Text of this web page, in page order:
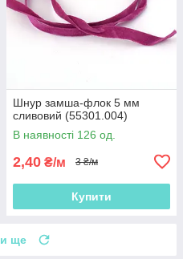
Шнур замша-флок 5 мм
сливовий (55301.004)
В наявності 126 од.
2,40 ₴/м 3 ₴/м
Купити
ще